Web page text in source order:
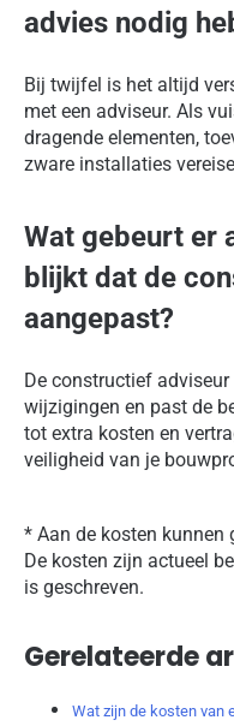
advies nodig
Bij twijfel is het altijd
met een adviseur. Als
dragende elementen,
zware installaties
Wat gebeurt er
blijkt dat de
aangepast?
De constructief
wijzigingen en past de
tot extra kosten en
veiligheid van je
* Aan de kosten kunnen
De kosten zijn actueel
is geschreven.
Gerelateerde
Wat zijn de kosten van